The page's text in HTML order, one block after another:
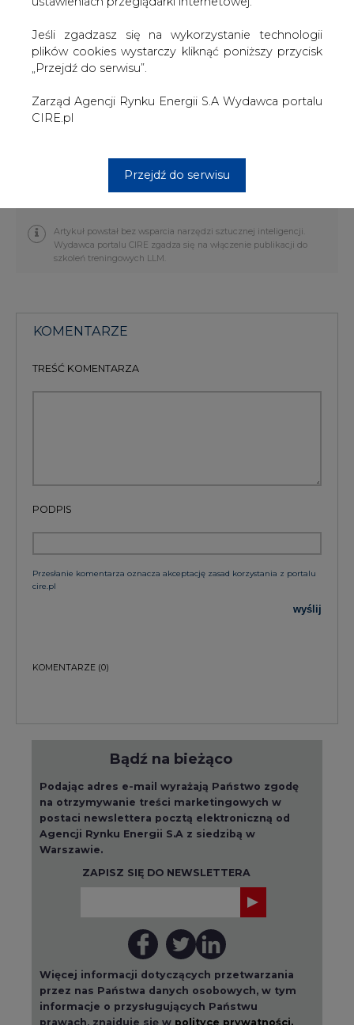
Jeśli zgadzasz się na wykorzystanie technologii
plików cookies wystarczy kliknąć poniższy przycisk
„Przejdź do serwisu”.
Zarząd Agencji Rynku Energii S.A Wydawca portalu
CIRE.pl
Przejdź do serwisu
przy ulicy Poświęckiej 8. Przebywają tam dzieci ze
schorzeniami narządów ruchu, często po wypadkach
komunikacyjnych, wymagające długotrwałej rehabilitacji.
Uroczystość wręczenia dzieciom 22 paczek przez
„Energetycznego Mikołaja”, czyli jednego z pracowników
Centrum prasowe #Najnowsze
informacje
Artykuł powstał bez wsparcia narzędzi sztucznej inteligencji.
Wydawca portalu CIRE zgadza się na włączenie publikacji do
szkoleń treningowych LLM.
KOMENTARZE
TREŚĆ KOMENTARZA
PODPIS
Przesłanie komentarza oznacza akceptację zasad korzystania z portalu
cire.pl
wyślij
KOMENTARZE (0)
Bądź na bieżąco
Podając adres e-mail wyrażają Państwo zgodę
na otrzymywanie treści marketingowych w
postaci newslettera pocztą elektroniczną od
Agencji Rynku Energii S.A z siedzibą w
Warszawie.
ZAPISZ SIĘ DO NEWSLETTERA
Więcej informacji dotyczących przetwarzania
przez nas Państwa danych osobowych, w tym
informacje o przysługujących Państwu
prawach, znajduje się w polityce prywatności.